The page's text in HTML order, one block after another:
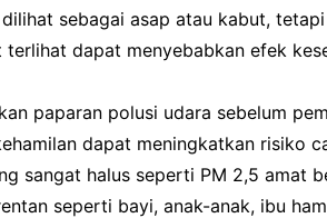
sebagai asap atau kabut,
dapat menyebabkan efek
paparan polusi udara sebelum
dapat meningkatkan risiko
sangat halus seperti PM 2,5 amat
seperti bayi, anak-anak, ibu